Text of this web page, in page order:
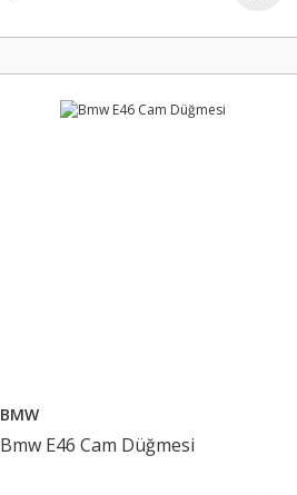
BMW
Bmw E46 Cam Düğmesi